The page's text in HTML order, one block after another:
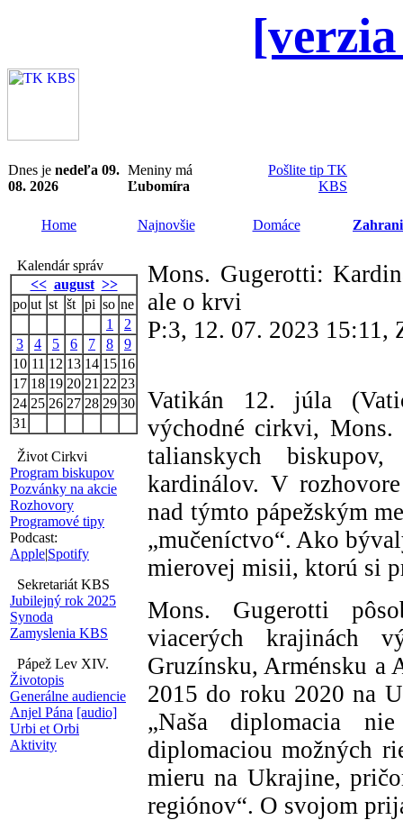
Dnes je nedeľa 09.
08. 2026
Meniny má
Ľubomíra
Pošlite tip TK
KBS
Home Najnovšie Domáce
Kalendár správ
<< august >>
po ut st št pi so ne
1
2
3
4 5 6 7 8
9
10 11 12 13 14 15 16
17 18 19 20 21 22 23
24 25 26 27 28 29 30
31
Život Cirkvi
Program biskupov
Pozvánky na akcie
Rozhovory
Programové tipy
Podcast:
Apple|Spotify
Sekretariát KBS
Jubilejný rok 2025
Synoda
Zamyslenia KBS
Pápež Lev XIV.
Životopis
Generálne audiencie
Anjel Pána [audio]
Urbi et Orbi
Aktivity
Mons. Gugerotti:
ale o krvi
P:3, 12. 07. 2023 15:11,
Vatikán 12. júla
východné cirkvi,
talianskych
kardinálov. V
nad týmto pápežským
„mučeníctvo“. Ako
mierovej misii, ktorú si
Mons. Gugerotti
viacerých krajinách
Gruzínsku, Arménsku a
2015 do roku 2020 na
„Naša diplomacia
diplomaciou možných
mieru na Ukrajine,
regiónov“. O svojom